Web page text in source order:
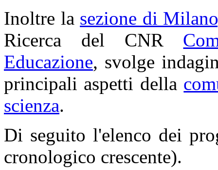
Inoltre la sezione di
Ricerca del CNR
Educazione, svolge
principali aspetti della
scienza.
Di seguito l'elenco dei
cronologico crescente).